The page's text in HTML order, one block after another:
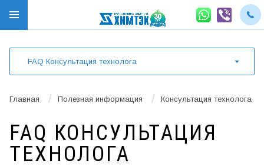
FAQ Консультация технолога
Главная / Полезная информация / Консультация технолога
FAQ КОНСУЛЬТАЦИЯ
ТЕХНОЛОГА